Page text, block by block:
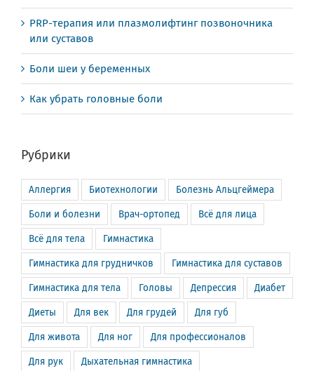
PRP-терапия или плазмолифтинг позвоночника
или суставов
Боли шеи у беременных
Как убрать головные боли
Рубрики
Аллергия Биотехнологии Болезнь Альцгеймера
Боли и болезни Врач-ортопед Всё для лица
Всё для тела Гимнастика
Гимнастика для грудничков Гимнастика для суставов
Гимнастика для тела Головы Депрессия Диабет
Диеты Для век Для грудей Для губ
Для живота Для ног Для профессионалов
Для рук Дыхательная гимнастика